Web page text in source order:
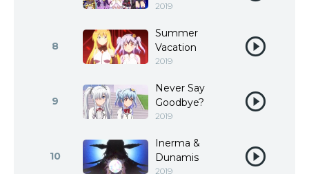
2019
8
Summer
Vacation
2019
9
Never Say
Goodbye?
2019
10
Inerma &
Dunamis
2019